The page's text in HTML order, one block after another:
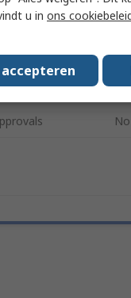
No
u in ons